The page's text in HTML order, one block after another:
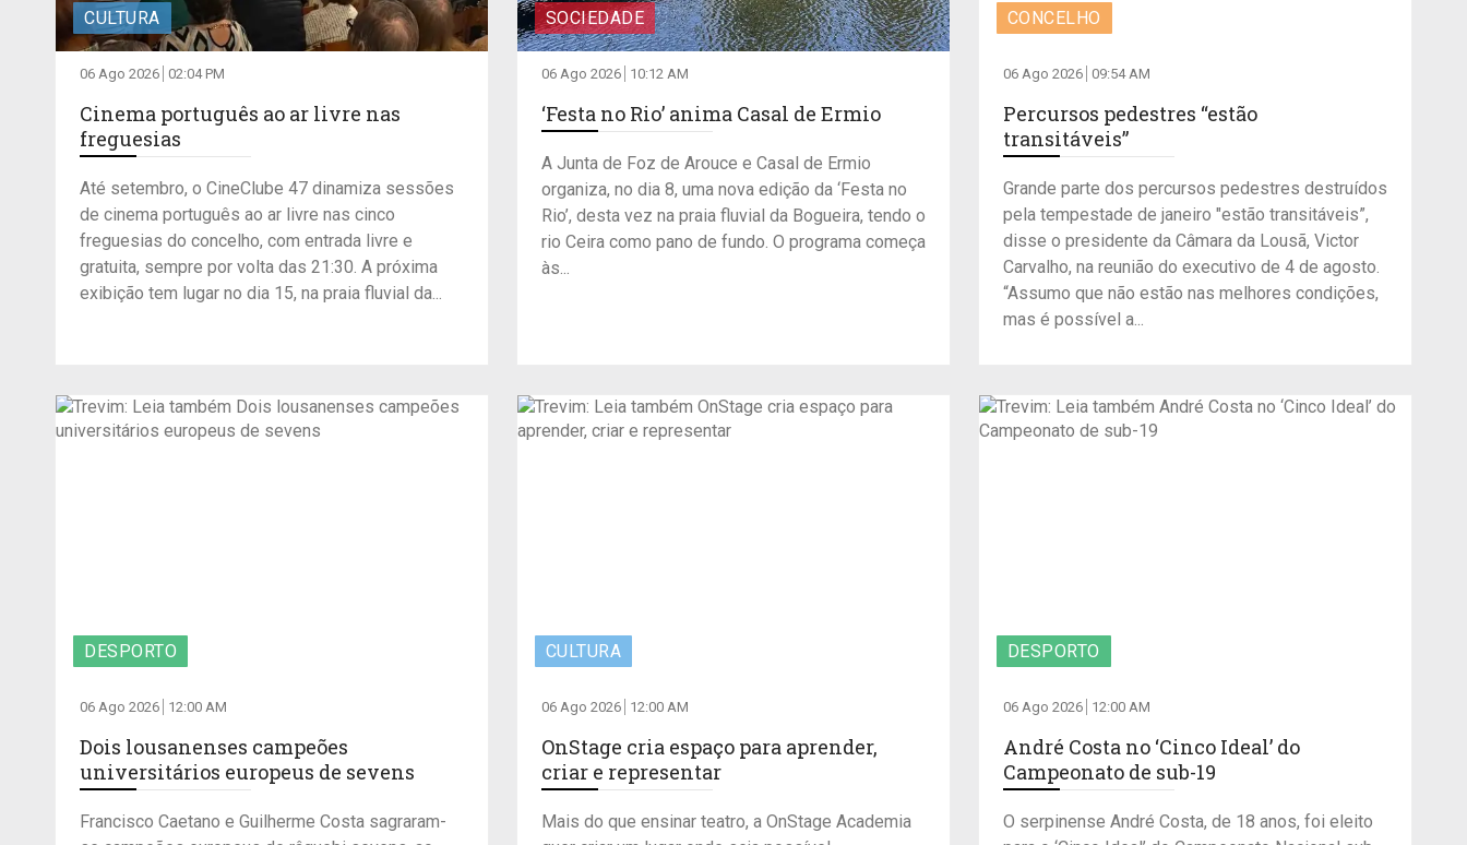
CULTURA
06 Ago 2026 02:04 PM
Cinema português ao ar livre nas
freguesias
Até setembro, o CineClube 47 dinamiza sessões
de cinema português ao ar livre nas cinco
freguesias do concelho, com entrada livre e
gratuita, sempre por volta das 21:30. A próxima
exibição tem lugar no dia 15, na praia fluvial da...
SOCIEDADE
06 Ago 2026 10:12 AM
‘Festa no Rio’ anima Casal de Ermio
A Junta de Foz de Arouce e Casal de Ermio
organiza, no dia 8, uma nova edição da ‘Festa no
Rio’, desta vez na praia fluvial da Bogueira, tendo o
rio Ceira como pano de fundo. O programa começa
às...
CONCELHO
06 Ago 2026 09:54 AM
Percursos pedestres “estão
transitáveis”
Grande parte dos percursos pedestres destruídos
pela tempestade de janeiro "estão transitáveis”,
disse o presidente da Câmara da Lousã, Victor
Carvalho, na reunião do executivo de 4 de agosto.
“Assumo que não estão nas melhores condições,
mas é possível a...
DESPORTO
06 Ago 2026 12:00 AM
Dois lousanenses campeões
universitários europeus de sevens
Francisco Caetano e Guilherme Costa sagraram-
CULTURA
06 Ago 2026 12:00 AM
OnStage cria espaço para aprender,
criar e representar
Mais do que ensinar teatro, a OnStage Academia
DESPORTO
06 Ago 2026 12:00 AM
André Costa no ‘Cinco Ideal’ do
Campeonato de sub-19
O serpinense André Costa, de 18 anos, foi eleito